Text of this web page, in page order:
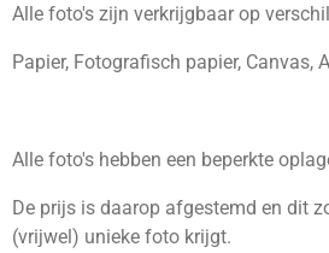
Alle foto's zijn verkrijgbaar op
Papier, Fotografisch papier, Canvas,
Alle foto's hebben een beperkte
De prijs is daarop afgestemd en dit
(vrijwel) unieke foto krijgt.